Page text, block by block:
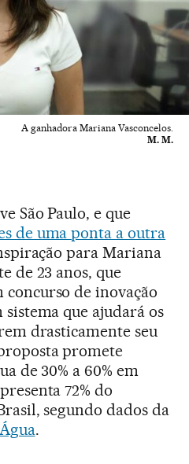
A ganhadora Mariana Vasconcelos.
M. M.
São Paulo, e que
de uma ponta a outra
para Mariana
de 23 anos, que
concurso de inovação
que ajudará os
drasticamente seu
promete
de 30% a 60% em
72% do
segundo dados da
.